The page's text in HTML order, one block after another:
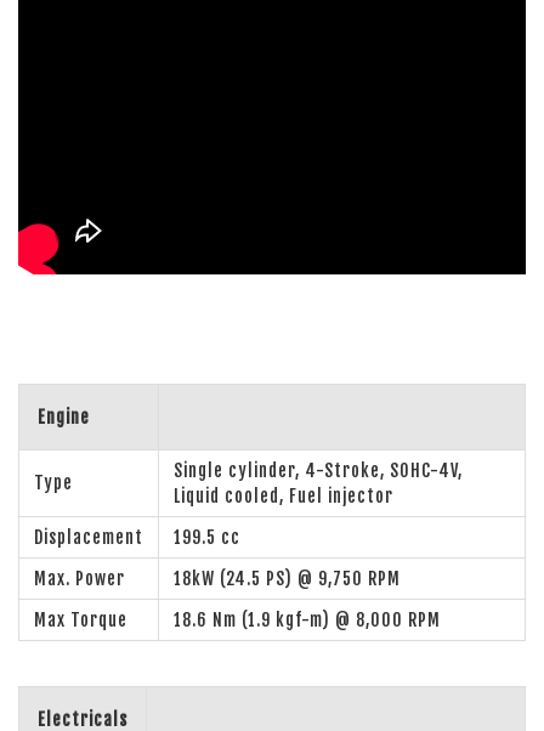
Engine
Type
Single cylinder, 4-Stroke, SOHC-4V,
Liquid cooled, Fuel injector
Displacement
199.5 cc
Max. Power
18kW (24.5 PS) @ 9,750 RPM
Max Torque
18.6 Nm (1.9 kgf-m) @ 8,000 RPM
Electricals